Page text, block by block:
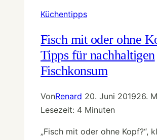
Küchentipps
Fisch mit oder ohne
Tipps für nachhaltigen
Fischkonsum
VonRenard 20. Juni 201926.
Lesezeit: 4 Minuten
„Fisch mit oder ohne Kopf?“,